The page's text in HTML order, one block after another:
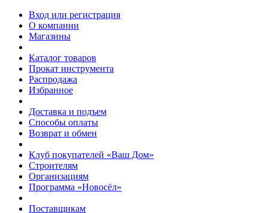
Вход или регистрация
О компании
Магазины
Каталог товаров
Прокат инструмента
Распродажа
Избранное
Доставка и подъем
Способы оплаты
Возврат и обмен
Клуб покупателей «Ваш Дом»
Строителям
Организациям
Программа «Новосёл»
Поставщикам